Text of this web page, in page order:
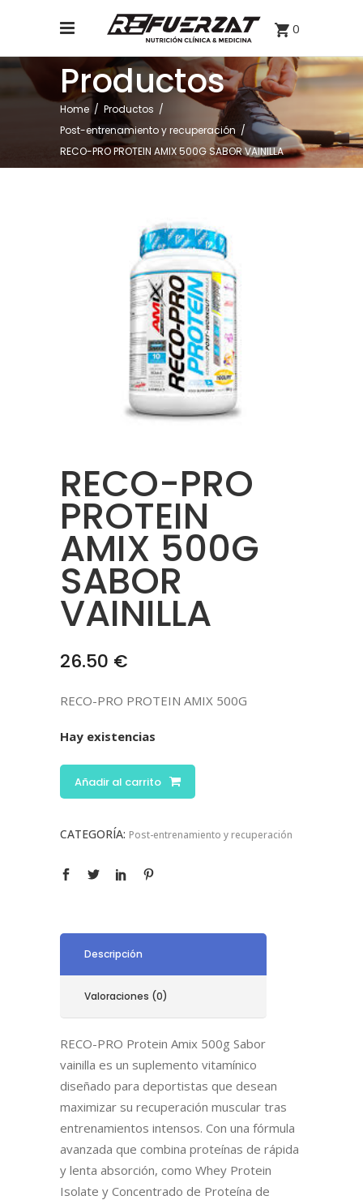
0
Productos
Home / Productos /
Post-entrenamiento y recuperación /
RECO-PRO PROTEIN AMIX 500G SABOR VAINILLA
RECO-PRO
PROTEIN
AMIX 500G
SABOR
VAINILLA
26.50 €
RECO-PRO PROTEIN AMIX 500G
Hay existencias
Añadir al carrito
CATEGORÍA: Post-entrenamiento y recuperación
Descripción
Valoraciones (0)
RECO-PRO Protein Amix 500g Sabor
vainilla es un suplemento vitamínico
diseñado para deportistas que desean
maximizar su recuperación muscular tras
entrenamientos intensos. Con una fórmula
avanzada que combina proteínas de rápida
y lenta absorción, como Whey Protein
Isolate y Concentrado de Proteína de